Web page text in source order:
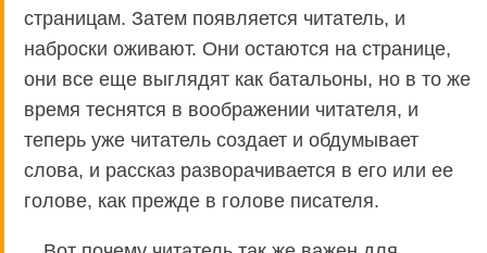
страницам. Затем появляется читатель, и
наброски оживают. Они остаются на странице,
они все еще выглядят как батальоны, но в то же
время теснятся в воображении читателя, и
теперь уже читатель создает и обдумывает
слова, и рассказ разворачивается в его или ее
голове, как прежде в голове писателя.